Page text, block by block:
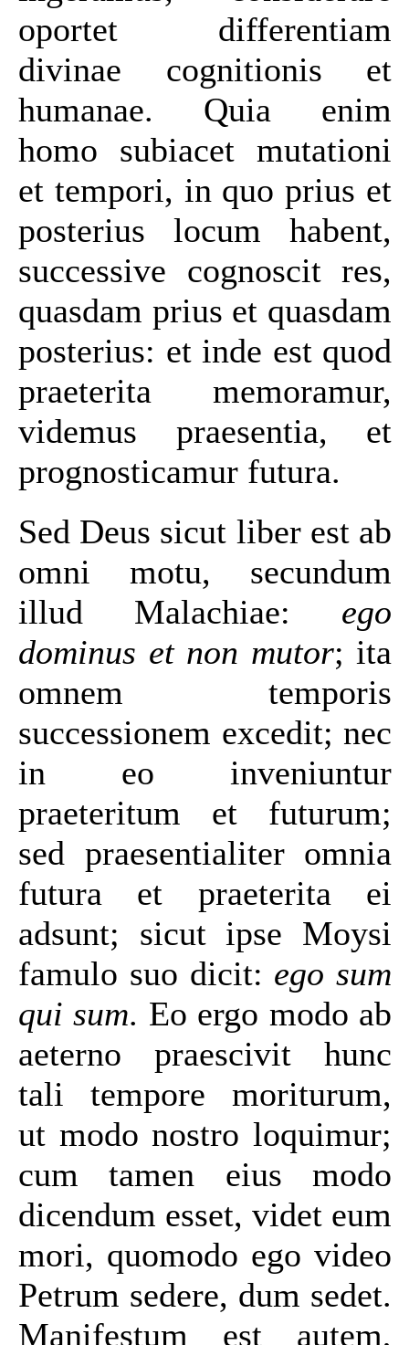
oportet differentiam
divinae cognitionis et
humanae. Quia enim
homo subiacet mutationi
et tempori, in quo prius et
posterius locum habent,
successive cognoscit res,
quasdam prius et quasdam
posterius: et inde est quod
praeterita memoramur,
videmus praesentia, et
prognosticamur futura.
Sed Deus sicut liber est ab
omni motu, secundum
illud Malachiae: ego
dominus et non mutor; ita
omnem temporis
successionem excedit; nec
in eo inveniuntur
praeteritum et futurum;
sed praesentialiter omnia
futura et praeterita ei
adsunt; sicut ipse Moysi
famulo suo dicit: ego sum
qui sum. Eo ergo modo ab
aeterno praescivit hunc
tali tempore moriturum,
ut modo nostro loquimur;
cum tamen eius modo
dicendum esset, videt eum
mori, quomodo ego video
Petrum sedere, dum sedet.
Manifestum est autem,